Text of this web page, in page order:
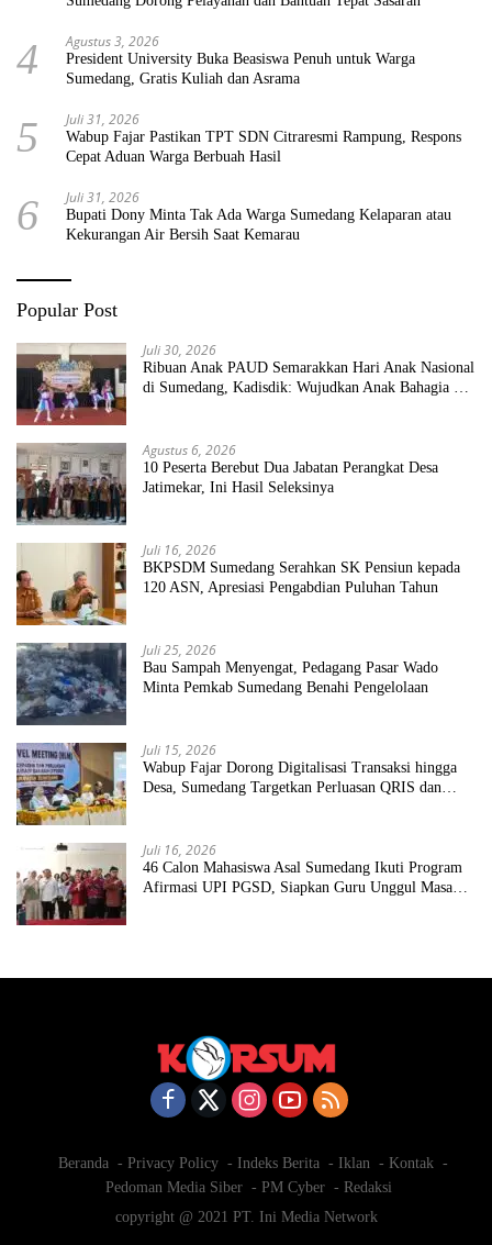
4 Agustus 3, 2026
President University Buka Beasiswa Penuh untuk Warga
Sumedang, Gratis Kuliah dan Asrama
5 Juli 31, 2026
Wabup Fajar Pastikan TPT SDN Citraresmi Rampung, Respons
Cepat Aduan Warga Berbuah Hasil
6 Juli 31, 2026
Bupati Dony Minta Tak Ada Warga Sumedang Kelaparan atau
Kekurangan Air Bersih Saat Kemarau
Popular Post
Juli 30, 2026
Ribuan Anak PAUD Semarakkan Hari Anak Nasional
di Sumedang, Kadisdik: Wujudkan Anak Bahagia dan
Agustus 6, 2026
10 Peserta Berebut Dua Jabatan Perangkat Desa
Jatimekar, Ini Hasil Seleksinya
Juli 16, 2026
BKPSDM Sumedang Serahkan SK Pensiun kepada
120 ASN, Apresiasi Pengabdian Puluhan Tahun
Juli 25, 2026
Bau Sampah Menyengat, Pedagang Pasar Wado
Minta Pemkab Sumedang Benahi Pengelolaan
Juli 15, 2026
Wabup Fajar Dorong Digitalisasi Transaksi hingga
Desa, Sumedang Targetkan Perluasan QRIS dan
Juli 16, 2026
46 Calon Mahasiswa Asal Sumedang Ikuti Program
Afirmasi UPI PGSD, Siapkan Guru Unggul Masa
Beranda Privacy Policy Indeks Berita Iklan
Kontak
Pedoman Media Siber
PM Cyber
Redaksi
copyright @ 2021 PT. Ini Media Network